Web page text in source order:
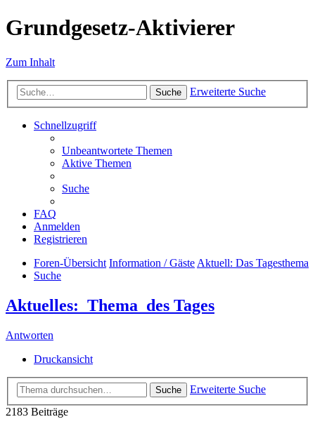
Grundgesetz-Aktivierer
Zum Inhalt
Suche Erweiterte Suche
Schnellzugriff
Unbeantwortete Themen
Aktive Themen
Suche
FAQ
Anmelden
Registrieren
Foren-Übersicht Information / GästeAktuell: Das Tagesthema
Suche
Aktuelles:_Thema_des Tages
Antworten
Druckansicht
Suche
Erweiterte Suche
2183 Beiträge